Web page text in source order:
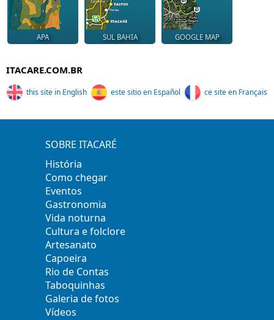
APA SUL BAHIA GOOGLE MAP
ITACARE.COM.BR
this site in English este sitio en Español ce site en Français
SOBRE ITACARÉ
História
Como chegar
Eventos
Gastronomia
Vida noturna
Cultura e folclore
Artesanato
Capoeira
Rio de Contas
Taboquinhas
Galeria de fotos
Vídeos